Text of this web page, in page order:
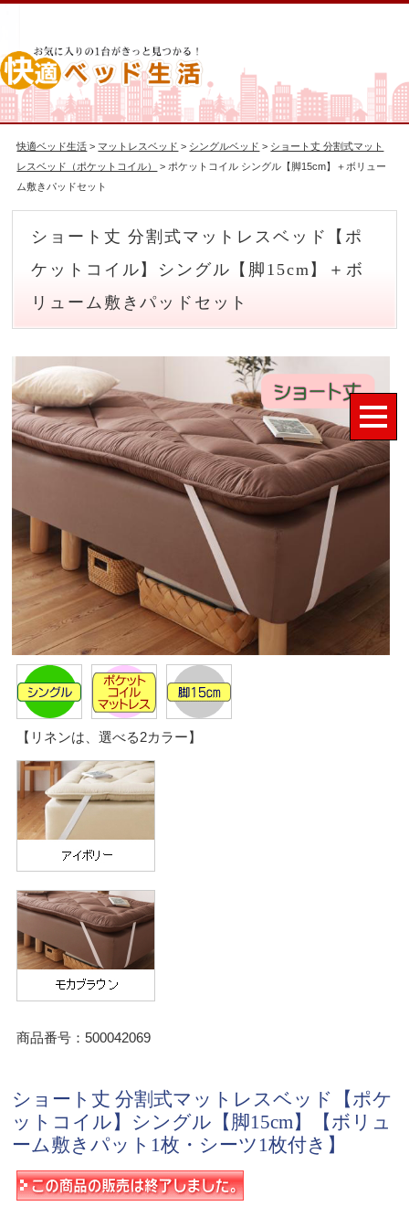
快適ベッド生活 > マットレスベッド > シングルベッド > ショート丈 分割式マット
レスベッド（ポケットコイル）
> ポケットコイル シングル【脚15cm】＋ボリュー
ム敷きパッドセット
ショート丈 分割式マットレスベッド【ポ
ケットコイル】シングル【脚15cm】＋ボ
リューム敷きパッドセット
【リネンは、選べる2カラー】
商品番号：500042069
ショート丈 分割式マットレスベッド【ポケ
ットコイル】シングル【脚15cm】【ボリュ
ーム敷きパット1枚・シーツ1枚付き】